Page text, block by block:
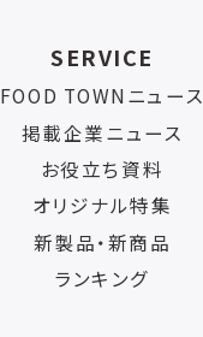
SERVICE
FOOD TOWNニュース
掲載企業ニュース
お役立ち資料
オリジナル特集
新製品・新商品
ランキング